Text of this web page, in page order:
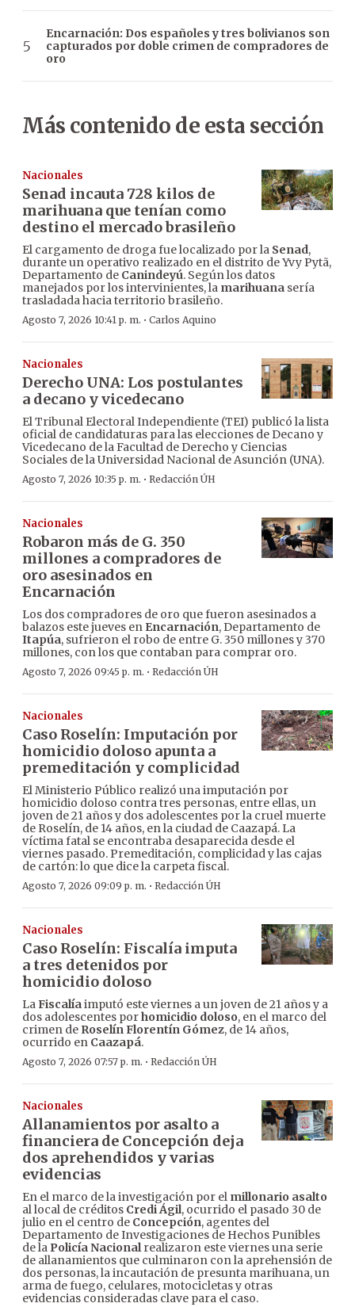
Encarnación: Dos españoles y tres bolivianos son
capturados por doble crimen de compradores de
oro
Más contenido de esta sección
Nacionales
Senad incauta 728 kilos de
marihuana que tenían como
destino el mercado brasileño
El cargamento de droga fue localizado por la Senad,
durante un operativo realizado en el distrito de Yvy Pytã,
Departamento de Canindeyú. Según los datos
manejados por los intervinientes, la marihuana sería
trasladada hacia territorio brasileño.
Agosto 7, 2026 10:41 p. m. · Carlos Aquino
Nacionales
Derecho UNA: Los postulantes
a decano y vicedecano
El Tribunal Electoral Independiente (TEI) publicó la lista
oficial de candidaturas para las elecciones de Decano y
Vicedecano de la Facultad de Derecho y Ciencias
Sociales de la Universidad Nacional de Asunción (UNA).
Agosto 7, 2026 10:35 p. m. · Redacción ÚH
Nacionales
Robaron más de G. 350
millones a compradores de
oro asesinados en
Encarnación
Los dos compradores de oro que fueron asesinados a
balazos este jueves en Encarnación, Departamento de
Itapúa, sufrieron el robo de entre G. 350 millones y 370
millones, con los que contaban para comprar oro.
Agosto 7, 2026 09:45 p. m. · Redacción ÚH
Nacionales
Caso Roselín: Imputación por
homicidio doloso apunta a
premeditación y complicidad
El Ministerio Público realizó una imputación por
homicidio doloso contra tres personas, entre ellas, un
joven de 21 años y dos adolescentes por la cruel muerte
de Roselín, de 14 años, en la ciudad de Caazapá. La
víctima fatal se encontraba desaparecida desde el
viernes pasado. Premeditación, complicidad y las cajas
de cartón: lo que dice la carpeta fiscal.
Agosto 7, 2026 09:09 p. m. · Redacción ÚH
Nacionales
Caso Roselín: Fiscalía imputa
a tres detenidos por
homicidio doloso
LaFiscalíaimputó este viernes a un joven de 21 años y a
dos adolescentes porhomicidio doloso, en el marco del
crimen de Roselín Florentín Gómez, de 14 años,
ocurrido en Caazapá.
Agosto 7, 2026 07:57 p. m. · Redacción ÚH
Nacionales
Allanamientos por asalto a
financiera de Concepción deja
dos aprehendidos y varias
evidencias
En el marco de la investigación por el millonario asalto
al local de créditos Credi Ágil, ocurrido el pasado 30 de
julio en el centro de Concepción, agentes del
Departamento de Investigaciones de Hechos Punibles
de la Policía Nacionalrealizaron este viernes una serie
de allanamientos que culminaron con la aprehensión de
dos personas, la incautación de presunta marihuana, un
arma de fuego, celulares, motocicletas y otras
evidencias consideradas clave para el caso.